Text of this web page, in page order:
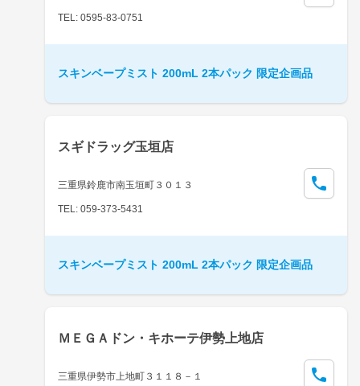
TEL: 0595-83-0751
スキンベープミスト 200mL 2本パック 限定企画品
スギドラッグ玉垣店
三重県鈴鹿市南玉垣町３０１３
TEL: 059-373-5431
スキンベープミスト 200mL 2本パック 限定企画品
ＭＥＧＡドン・キホーテ伊勢上地店
三重県伊勢市上地町３１１８－１